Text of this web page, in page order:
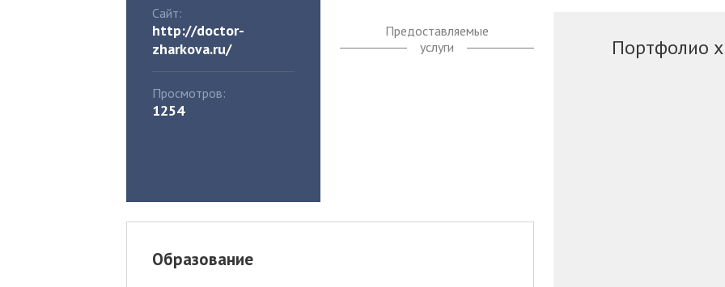
Сайт:
http://doctor-
zharkova.ru/
Просмотров:
1254
Предоставляемые
услуги
Портфолио
Образование